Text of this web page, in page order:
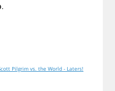
.
Pilgrim vs. the World - Laters!